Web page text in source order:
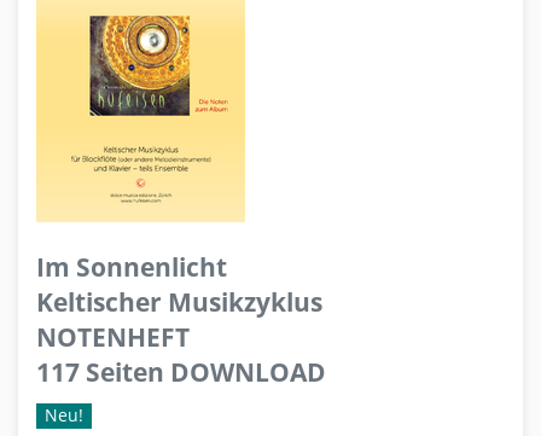
Im Sonnenlicht
Keltischer Musikzyklus
NOTENHEFT
117 Seiten DOWNLOAD
Neu!